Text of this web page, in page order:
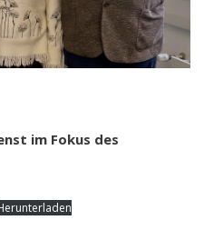
im Fokus des